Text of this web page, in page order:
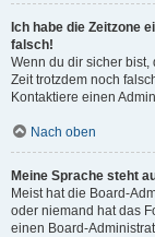
Ich habe die Zeitzone
falsch!
Wenn du dir sicher
Zeit trotzdem noch
Kontaktiere einen
Nach oben
Meine Sprache steht
Meist hat die Board-
oder niemand hat das
einen Board-